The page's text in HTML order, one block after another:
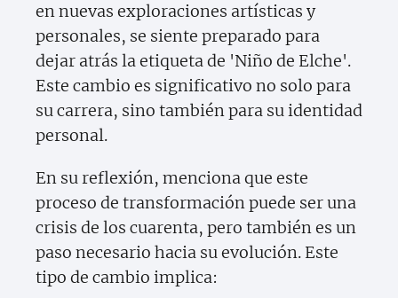
en nuevas exploraciones artísticas y
personales, se siente preparado para
dejar atrás la etiqueta de 'Niño de Elche'.
Este cambio es significativo no solo para
su carrera, sino también para su identidad
personal.
En su reflexión, menciona que este
proceso de transformación puede ser una
crisis de los cuarenta, pero también es un
paso necesario hacia su evolución. Este
tipo de cambio implica: